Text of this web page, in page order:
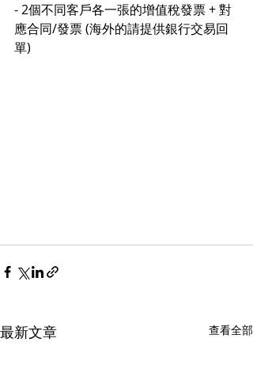
- 2個不同客戶各一張的增值稅發票 + 對
應合同/發票 (海外的請提供銀行交易回
單)
最新文章 查看全部